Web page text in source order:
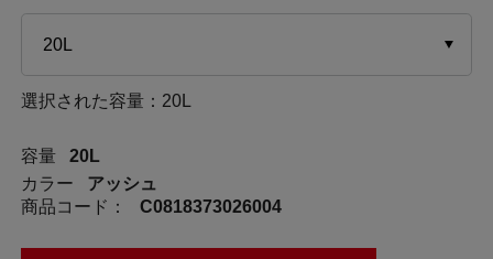
選択された容量：20L
容量
20L
カラー
アッシュ
商品コード：
C0818373026004